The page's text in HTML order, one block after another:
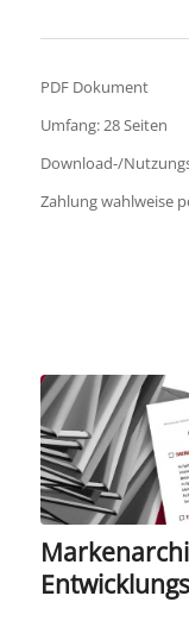
PDF Dokument
Umfang: 28 Seiten
Download-/
Zahlung wahlweise